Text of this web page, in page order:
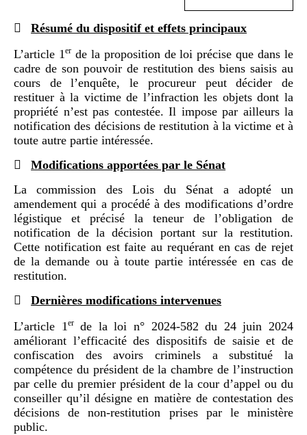

Résumé du dispositif et effets principaux
L’article 1erde la proposition de loi précise que dans le
cadre de son pouvoir de restitution des biens saisis au
cours de l’enquête, le procureur peut décider de
restituer à la victime de l’infraction les objets dont la
propriété n’est pas contestée. Il impose par ailleurs la
notification des décisions de restitution à la victime et à
toute autre partie intéressée.

Modifications apportées par le Sénat
La commission des Lois du Sénat a adopté un
amendement qui a procédé à des modifications d’ordre
légistique et précisé la teneur de l’obligation de
notification de la décision portant sur la restitution.
Cette notification est faite au requérant en cas de rejet
de la demande ou à toute partie intéressée en cas de
restitution.

Dernières modifications intervenues
L’article 1erde la loi n° 2024-582 du 24 juin 2024
améliorant l’efficacité des dispositifs de saisie et de
confiscation des avoirs criminels a substitué la
compétence du président de la chambre de l’instruction
par celle du premier président de la cour d’appel ou du
conseiller qu’il désigne en matière de contestation des
décisions de non-restitution prises par le ministère
public.